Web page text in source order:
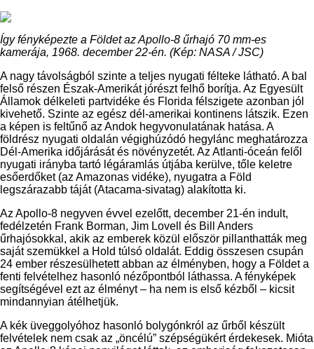
Így fényképezte a Földet az Apollo-8 űrhajó 70 mm-es
kamerája, 1968. december 22-én. (Kép: NASA / JSC)
A nagy távolságból szinte a teljes nyugati félteke látható. A bal
felső részen Észak-Amerikát jórészt felhő borítja. Az Egyesült
Államok délkeleti partvidéke és Florida félszigete azonban jól
kivehető. Szinte az egész dél-amerikai kontinens látszik. Ezen
a képen is feltűnő az Andok hegyvonulatának hatása. A
földrész nyugati oldalán végighúzódó hegylánc meghatározza
Dél-Amerika időjárását és növényzetét. Az Atlanti-óceán felől
nyugati irányba tartó légáramlás útjába kerülve, tőle keletre
esőerdőket (az Amazonas vidéke), nyugatra a Föld
legszárazabb táját (Atacama-sivatag) alakította ki.
Az Apollo-8 negyven évvel ezelőtt, december 21-én indult,
fedélzetén Frank Borman, Jim Lovell és Bill Anders
űrhajósokkal, akik az emberek közül először pillanthatták meg
saját szemükkel a Hold túlsó oldalát. Eddig összesen csupán
24 ember részesülhetett abban az élményben, hogy a Földet a
fenti felvételhez hasonló nézőpontból láthassa. A fényképek
segítségével ezt az élményt – ha nem is első kézből – kicsit
mindannyian átélhetjük.
A kék üveggolyóhoz hasonló bolygónkról az űrből készült
felvételek nem csak az „öncélú” szépségükért érdekesek. Mióta